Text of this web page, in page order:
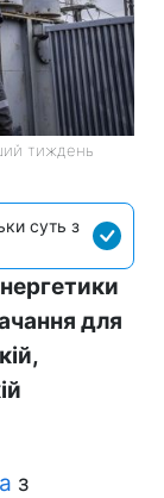
тиждень
суть з
для
з